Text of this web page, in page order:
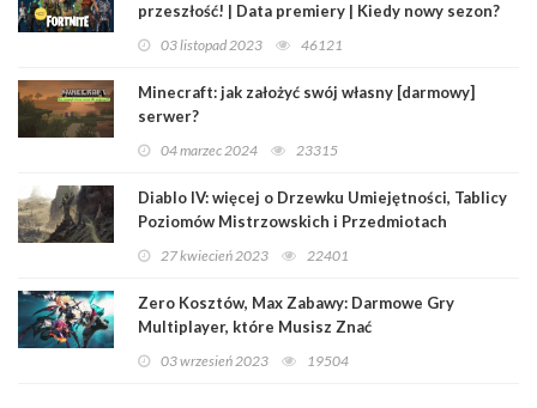
przeszłość! | Data premiery | Kiedy nowy sezon?
03 listopad 2023 46121
Minecraft: jak założyć swój własny [darmowy]
serwer?
04 marzec 2024 23315
Diablo IV: więcej o Drzewku Umiejętności, Tablicy
Poziomów Mistrzowskich i Przedmiotach
Legendarnych
27 kwiecień 2023 22401
Zero Kosztów, Max Zabawy: Darmowe Gry
Multiplayer, które Musisz Znać
03 wrzesień 2023 19504